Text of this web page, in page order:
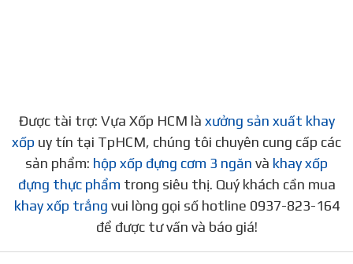
Được tài trợ: Vựa Xốp HCM là xưởng sản xuất khay
xốp uy tín tại TpHCM, chúng tôi chuyên cung cấp các
sản phẩm: hộp xốp đựng cơm 3 ngăn và khay xốp
đựng thực phẩm trong siêu thị. Quý khách cần mua
khay xốp trắng vui lòng gọi số hotline 0937-823-164
để được tư vấn và báo giá!